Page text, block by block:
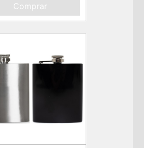
Comprar